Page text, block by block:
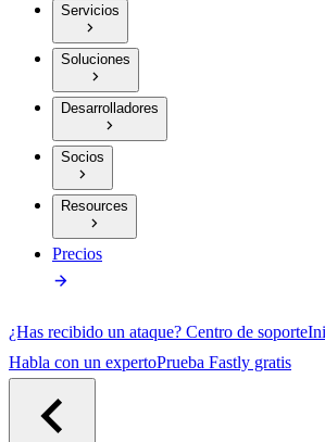
Servicios
Soluciones
Desarrolladores
Socios
Resources
Precios
¿Has recibido un ataque? Centro de soporte
Habla con un expertoPrueba Fastly gratis